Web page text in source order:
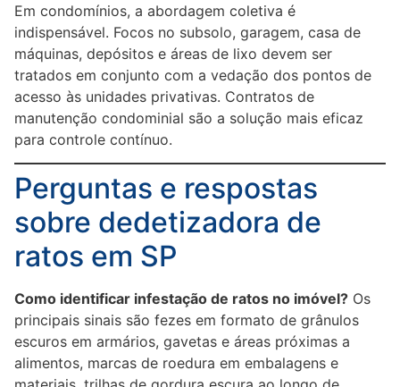
Em condomínios, a abordagem coletiva é
indispensável. Focos no subsolo, garagem, casa de
máquinas, depósitos e áreas de lixo devem ser
tratados em conjunto com a vedação dos pontos de
acesso às unidades privativas. Contratos de
manutenção condominial são a solução mais eficaz
para controle contínuo.
Perguntas e respostas
sobre dedetizadora de
ratos em SP
Como identificar infestação de ratos no imóvel? Os
principais sinais são fezes em formato de grânulos
escuros em armários, gavetas e áreas próximas a
alimentos, marcas de roedura em embalagens e